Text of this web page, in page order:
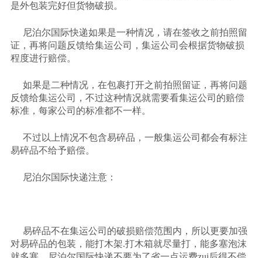
是外包装完好但货物破损。
尼泊尔国际快递如果是一种情况，请在签收之前拍照留
证，再将问题反馈给集运公司，集运公司会根据货物破损
程度进行赔偿。
如果是二种情况，在包裹打开之前拍照留证，再将问题
反馈给集运公司，不过这种情况就需要看集运公司的赔偿
标准，每家公司的标准都不一样。
不过以上情况不包含易碎品，一般集运公司都会有标注
易碎品不给予赔偿。
尼泊尔国际快递注意：
易碎品不在集运公司的破损赔偿范围内，所以更要加强
对易碎品的包装，能打木架.打木箱就尽量打，能多塞泡沫